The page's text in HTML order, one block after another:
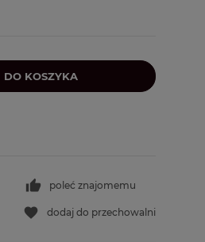
DO KOSZYKA
poleć znajomemu
dodaj do przechowalni